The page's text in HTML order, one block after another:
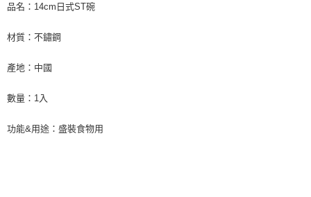
「AFTEE先享後付」，若未經同意申辦者引起之損失，本公司不負相關責
４．使用「AFTEE先享後付」時，將依據個別帳號之用戶狀況，依本公司即
時審查核予不同之上限額度；若仍有額度不足之情形，本公司將視審查結果
５．嚴禁一人註冊多個帳號或使用他人資訊註冊。若發現惡意使用之情形，
品名：14cm日式ST碗
材質：不鏽鋼
產地：中國
數量：1入
功能&用途：盛裝食物用